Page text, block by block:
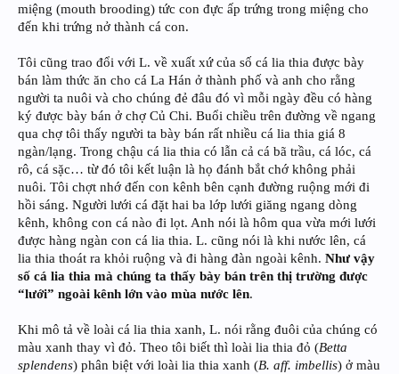
miệng (mouth brooding) tức con đực ấp trứng trong miệng cho
đến khi trứng nở thành cá con.
Tôi cũng trao đổi với L. về xuất xứ của số cá lia thia được bày
bán làm thức ăn cho cá La Hán ở thành phố và anh cho rằng
người ta nuôi và cho chúng đẻ đâu đó vì mỗi ngày đều có hàng
ký được bày bán ở chợ Củ Chi. Buổi chiều trên đường về ngang
qua chợ tôi thấy người ta bày bán rất nhiều cá lia thia giá 8
ngàn/lạng. Trong chậu cá lia thia có lẫn cả cá bã trầu, cá lóc, cá
rô, cá sặc… từ đó tôi kết luận là họ đánh bắt chớ không phải
nuôi. Tôi chợt nhớ đến con kênh bên cạnh đường ruộng mới đi
hồi sáng. Người lưới cá đặt hai ba lớp lưới giăng ngang dòng
kênh, không con cá nào đi lọt. Anh nói là hôm qua vừa mới lưới
được hàng ngàn con cá lia thia. L. cũng nói là khi nước lên, cá
lia thia thoát ra khỏi ruộng và đi hàng đàn ngoài kênh. Như vậy
số cá lia thia mà chúng ta thấy bày bán trên thị trường được
“lưới” ngoài kênh lớn vào mùa nước lên.
Khi mô tả về loài cá lia thia xanh, L. nói rằng đuôi của chúng có
màu xanh thay vì đỏ. Theo tôi biết thì loài lia thia đỏ (Betta
splendens) phân biệt với loài lia thia xanh (B. aff. imbellis) ở màu